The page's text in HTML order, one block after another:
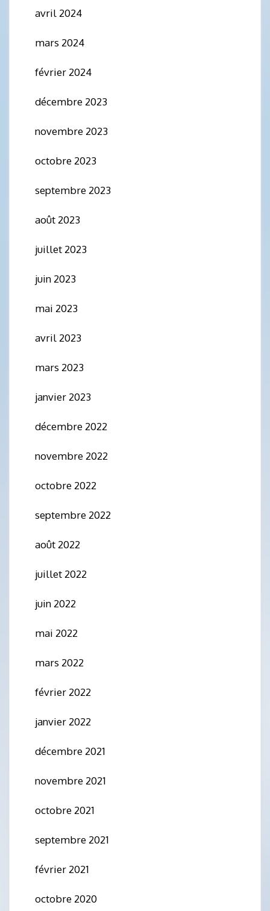
avril 2024
mars 2024
février 2024
décembre 2023
novembre 2023
octobre 2023
septembre 2023
août 2023
juillet 2023
juin 2023
mai 2023
avril 2023
mars 2023
janvier 2023
décembre 2022
novembre 2022
octobre 2022
septembre 2022
août 2022
juillet 2022
juin 2022
mai 2022
mars 2022
février 2022
janvier 2022
décembre 2021
novembre 2021
octobre 2021
septembre 2021
février 2021
octobre 2020